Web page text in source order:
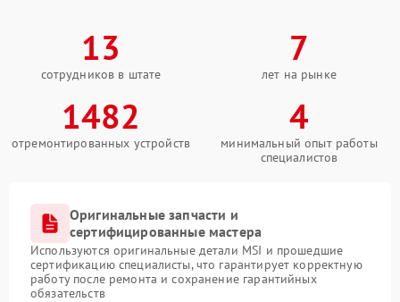
13
сотрудников в штате
7
лет на рынке
1482
отремонтированных устройств
4
минимальный опыт работы
специалистов
Оригинальные запчасти и
сертифицированные мастера
Используются оригинальные детали MSI и прошедшие
сертификацию специалисты, что гарантирует корректную
работу после ремонта и сохранение гарантийных
обязательств